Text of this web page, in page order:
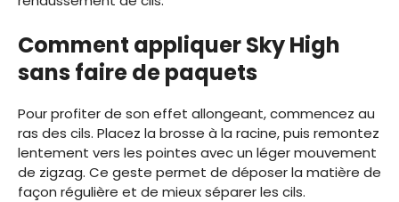
Comment appliquer Sky High
sans faire de paquets
Pour profiter de son effet allongeant, commencez au
ras des cils. Placez la brosse à la racine, puis remontez
lentement vers les pointes avec un léger mouvement
de zigzag. Ce geste permet de déposer la matière de
façon régulière et de mieux séparer les cils.